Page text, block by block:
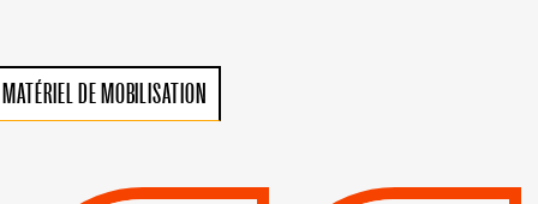
MATÉRIEL DE MOBILISATION